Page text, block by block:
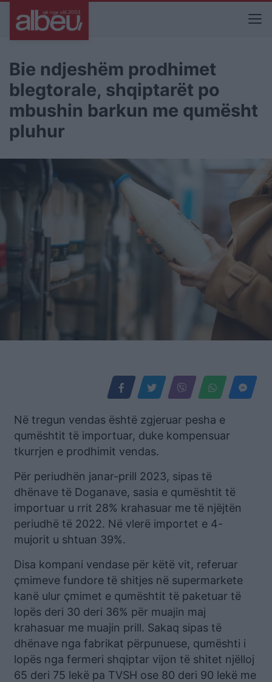
Bie ndjeshëm prodhimet
blegtorale, shqiptarët po
mbushin barkun me qumësht
pluhur
Në tregun vendas është zgjeruar pesha e
qumështit të importuar, duke kompensuar
tkurrjen e prodhimit vendas.
Për periudhën janar-prill 2023, sipas të
dhënave të Doganave, sasia e qumështit të
importuar u rrit 28% krahasuar me të njëjtën
periudhë të 2022. Në vlerë importet e 4-
mujorit u shtuan 39%.
Disa kompani vendase për këtë vit, referuar
çmimeve fundore të shitjes në supermarkete
kanë ulur çmimet e qumështit të paketuar të
lopës deri 30 deri 36% për muajin maj
krahasuar me muajin prill. Sakaq sipas të
dhënave nga fabrikat përpunuese, qumështi i
lopës nga fermeri shqiptar vijon të shitet njëlloj
65 deri 75 lekë pa TVSH ose 80 deri 90 lekë me